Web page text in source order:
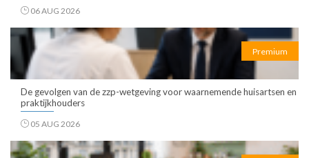
06 AUG 2026
Premium
De gevolgen van de zzp-wetgeving voor waarnemende huisartsen en
praktijkhouders
05 AUG 2026